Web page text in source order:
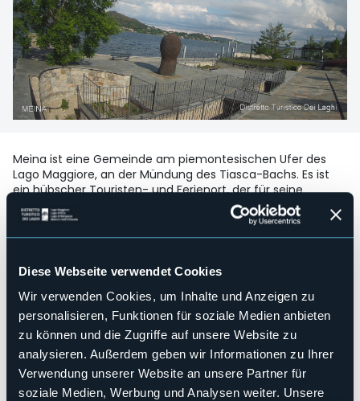
Diese Webseite verwendet Cookies
Wir verwenden Cookies, um Inhalte und Anzeigen zu
personalisieren, Funktionen für soziale Medien anbieten
zu können und die Zugriffe auf unsere Website zu
analysieren. Außerdem geben wir Informationen zu Ihrer
Verwendung unserer Website an unsere Partner für
soziale Medien, Werbung und Analysen weiter. Unsere
Meina ist eine Gemeinde am piemontesischen Ufer des
Lago Maggiore, an der Mündung des Tiasca-Bachs. Es ist
ein hübscher Touristen- und Ferienort, der für seine
prächtigen Villen aus dem 19. Jahrhundert und sein
charakteristisches Dorf bekannt ist.
©️ Jegliche Veröffentlichung und Weitergabe des Bildes an
externe Seiten oder an Dritte, die nicht Eigentümer des
Dienstes sind, ist untersagt
Teilweise Bewölkt 34,3°